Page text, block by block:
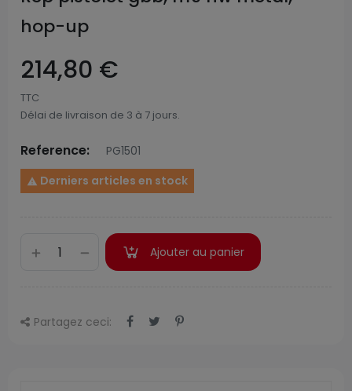
hop-up
214,80 €
TTC
Délai de livraison de 3 à 7 jours.
Reference: PG1501
 Derniers articles en stock
Ajouter au panier
Partagez ceci: